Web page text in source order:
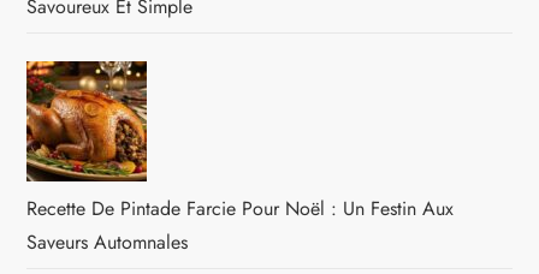
Savoureux Et Simple
Recette De Pintade Farcie Pour Noël : Un Festin Aux
Saveurs Automnales